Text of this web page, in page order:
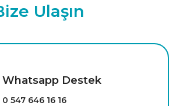
Ulaşın
Whatsapp Destek
0 547 646 16 16